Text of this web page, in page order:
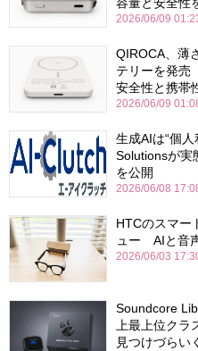
容量と安全性
2026/06/09
QIROCA、薄
テリーを発売
安全性と携帯
2026/06/09
生成AIは“個
Solutionsが実
を公開
2026/06/08
HTCのスマー
ュー AIと音
2026/06/03
Soundcore
上最上位クラ
見つけづら